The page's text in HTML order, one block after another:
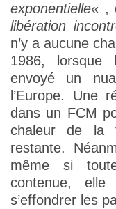
exponentielle« ,
libération
n’y a aucune
1986, lorsque
envoyé un
l’Europe. Une
dans un FCM
chaleur de la
restante.
même si
contenue,
s’effondrer les